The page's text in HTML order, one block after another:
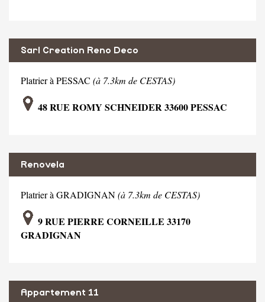
Sarl Creation Reno Deco
Platrier à PESSAC (à 7.3km de CESTAS)
48 RUE ROMY SCHNEIDER 33600 PESSAC
Renovela
Platrier à GRADIGNAN(à 7.3km de CESTAS)
9 RUE PIERRE CORNEILLE 33170
GRADIGNAN
Appartement 11